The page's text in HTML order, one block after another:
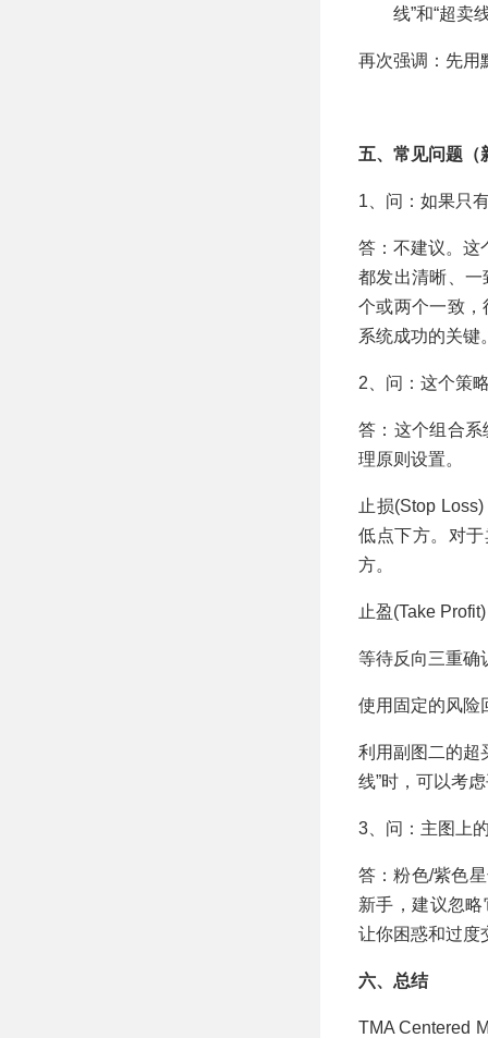
线”和“超卖
再次强调：先用
五、常见问题（
1、问：如果只
答：不建议。这
都发出清晰、
个或两个一致
系统成功的关键
2、问：这个策
答：这个组合
理原则设置。
止损(Stop
低点下方。对
方。
止盈(Take
等待反向三重确
使用固定的风险
利用副图二的超
线”时，可以考
3、问：主图上
答：粉色/紫色
新手，建议忽
让你困惑和过度
六、总结
TMA Centered